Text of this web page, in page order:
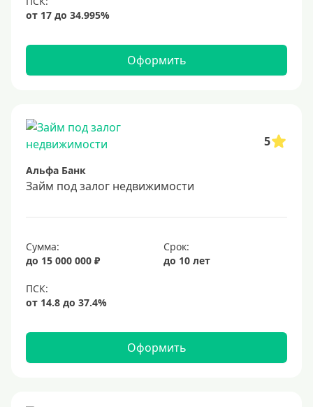
Оформить
5
Альфа Банк
Займ под залог недвижимости
Сумма:
до 15 000 000 ₽
Срок:
до 10 лет
Оформить